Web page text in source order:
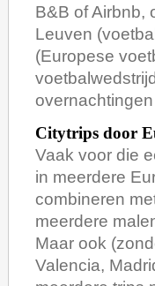
B&B of Airbnb,
Leuven
(Europese
Citytrips door
Vaak voor die
in meerdere
combineren
meerdere
Maar ook
Valencia,